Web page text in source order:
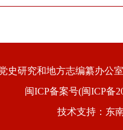
史研究和地方志编纂办公
闽ICP备案号(闽ICP备
技术支持：东